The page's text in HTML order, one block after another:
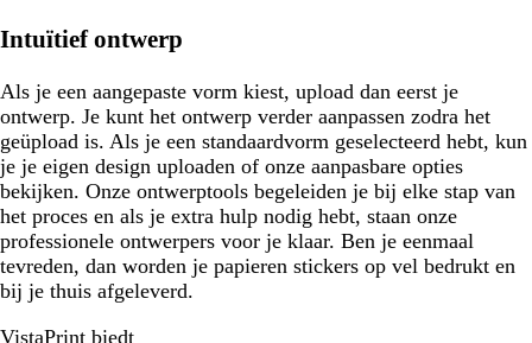
Intuïtief ontwerp
Als je een aangepaste vorm kiest, upload dan eerst je
ontwerp. Je kunt het ontwerp verder aanpassen zodra het
geüpload is. Als je een standaardvorm geselecteerd hebt, kun
je je eigen design uploaden of onze aanpasbare opties
bekijken. Onze ontwerptools begeleiden je bij elke stap van
het proces en als je extra hulp nodig hebt, staan onze
professionele ontwerpers voor je klaar. Ben je eenmaal
tevreden, dan worden je papieren stickers op vel bedrukt en
bij je thuis afgeleverd.
VistaPrint biedt